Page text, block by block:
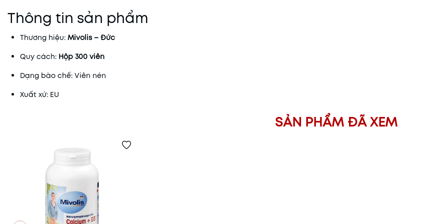
Thông tin sản phẩm
Thương hiệu: Mivolis – Đức
Quy cách: Hộp 300 viên
Dạng bào chế: Viên nén
Xuất xứ: EU
SẢN PHẨM ĐÃ XEM